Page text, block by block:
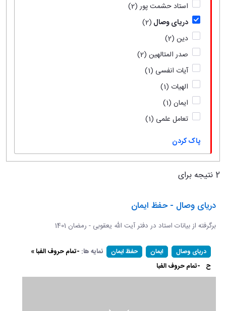
استاد حشمت پور (2)
دریای وصال (2)
دین (2)
صدر المتالهین (2)
آیات انفسی (1)
الهیات (1)
ایمان (1)
تعامل علمی (1)
پاک کردن
2 نتیجه برای
دریای وصال - حفظ ایمان
برگرفته از بیانات استاد در دفتر آیت الله یعقوبی - رمضان 1401
دریای وصال ایمان حفظ ایمان نمایه ها: -تمام حروف الفبا »
ح -تمام حروف الفبا